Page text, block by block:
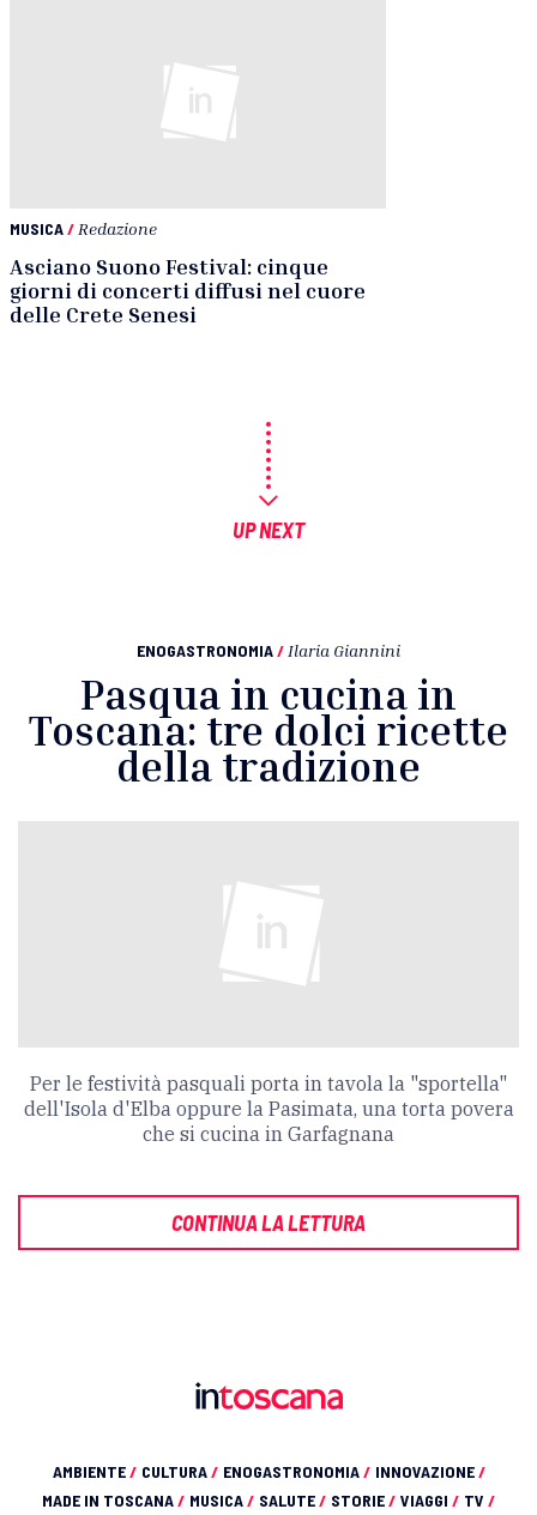
MUSICA/ Redazione
Asciano Suono Festival: cinque
giorni di concerti diffusi nel cuore
delle Crete Senesi
UP NEXT
ENOGASTRONOMIA/ Ilaria Giannini
Pasqua in cucina in
Toscana: tre dolci ricette
della tradizione
Per le festività pasquali porta in tavola la "sportella"
dell'Isola d'Elba oppure la Pasimata, una torta povera
che si cucina in Garfagnana
CONTINUA LA LETTURA
AMBIENTE/ CULTURA/ ENOGASTRONOMIA/ INNOVAZIONE/
MADE IN TOSCANA/ MUSICA/ SALUTE/ STORIE/ VIAGGI / TV /